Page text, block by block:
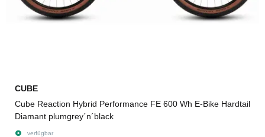
CUBE
Cube Reaction Hybrid Performance FE 600 Wh E-Bike Hardtail
Diamant plumgrey´n´black
verfügbar